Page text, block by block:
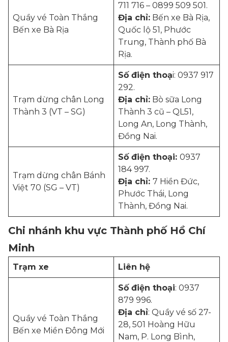
Quầy vé Toàn Thắng
Bến xe Bà Rịa
711 716 – 0899 509 501.
Địa chỉ: Bến xe Bà Rịa,
Quốc lộ 51, Phước
Trung, Thành phố Bà
Rịa.
Trạm dừng chân Long
Thành 3 (VT – SG)
Số điện thoại: 0937 917
292.
Địa chỉ: Bò sữa Long
Thành 3 cũ – QL51,
Long An, Long Thành,
Đồng Nai.
Trạm dừng chân Bánh
Việt 70 (SG – VT)
Số điện thoại: 0937
184 997.
Địa chỉ: 7 Hiền Đức,
Phước Thái, Long
Thành, Đồng Nai.
Chi nhánh khu vực Thành phố Hồ Chí
Minh
Trạm xe Liên hệ
Quầy vé Toàn Thắng
Bến xe Miền Đông Mới
Số điện thoại: 0937
879 996.
Địa chỉ: Quầy vé số 27-
28, 501 Hoàng Hữu
Nam, P. Long Bình,